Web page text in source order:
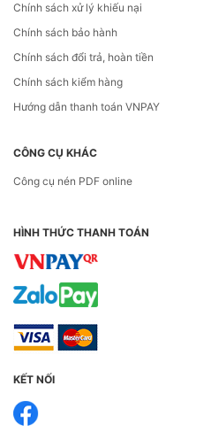
Chính sách xử lý khiếu nại
Chính sách bảo hành
Chính sách đổi trả, hoàn tiền
Chính sách kiểm hàng
Hướng dẫn thanh toán VNPAY
CÔNG CỤ KHÁC
Công cụ nén PDF online
HÌNH THỨC THANH TOÁN
KẾT NỐI